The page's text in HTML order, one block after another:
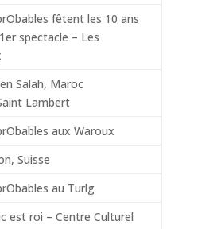
fêtent les 10 ans
spectacle – Les
Salah, Maroc
Lambert
aux Waroux
Suisse
au Turlg
est roi – Centre Culturel